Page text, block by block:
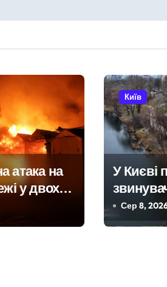
атака на
у двох
Київ
У Києві
пів
Сер 8,